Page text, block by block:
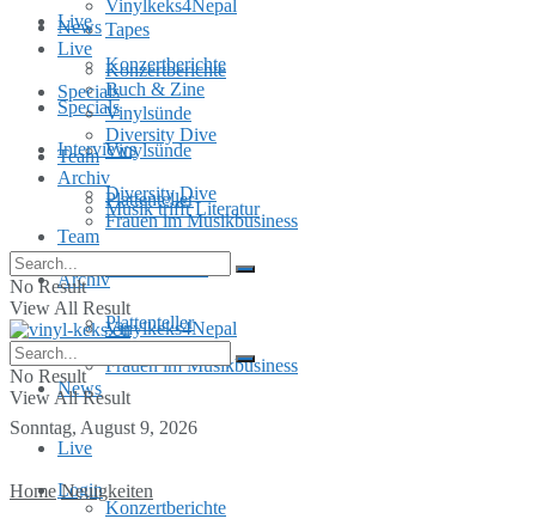
Live
Konzertberichte
Specials
Vinylsünde
Diversity Dive
Team
Archiv
Plattenteller
Frauen im Musikbusiness
Sonntag, August 9, 2026
Login
Tapes
Buch & Zine
Interviews
Musik trifft Literatur
Vinylkeks4Nepal
News
Live
Konzertberichte
Vinylkeks4Nepal
News
Live
Konzertberichte
Specials
Vinylsünde
Diversity Dive
Team
Archiv
Plattenteller
Frauen im Musikbusiness
No Result
View All Result
No Result
View All Result
Home Neuigkeiten